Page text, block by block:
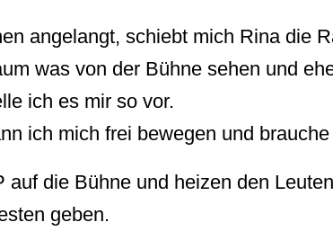
angelangt, schiebt mich Rina die
was von der Bühne sehen und
ich es mir so vor.
ich mich frei bewegen und
auf die Bühne und heizen den
geben.